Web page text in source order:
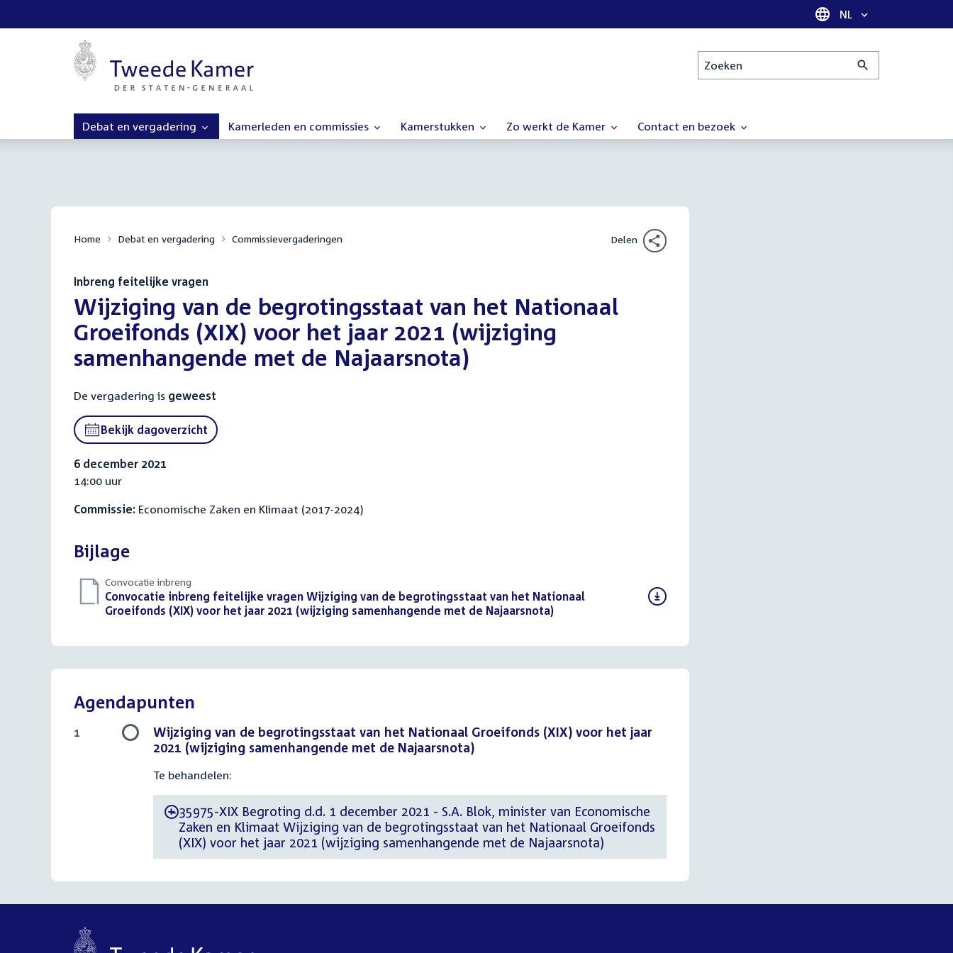
Taal selectie
NL
Zoeken
Debat en vergadering Kamerleden en commissies Kamerstukken Zo werkt de Kamer Contact en bezoek
Home Debat en vergadering Commissievergaderingen Delen
Inbreng feitelijke vragen
:Wijziging van de begrotingsstaat van het Nationaal
Groeifonds (XIX) voor het jaar 2021 (wijziging
samenhangende met de Najaarsnota)
De vergadering is geweest
Bekijk dagoverzicht
6 december 2021
14:00 uur
Commissie: Economische Zaken en Klimaat (2017-2024)
Bijlage
Convocatie inbreng
Download
bestand:
Convocatie inbreng feitelijke vragen Wijziging van de begrotingsstaat van het Nationaal
Groeifonds (XIX) voor het jaar 2021 (wijziging samenhangende met de Najaarsnota)
Agendapunten
Wijziging van de begrotingsstaat van het Nationaal Groeifonds (XIX) voor het jaar
2021 (wijziging samenhangende met de Najaarsnota)
Te behandelen:
-35975-XIX Begroting d.d. 1 december 2021 - S.A. Blok, minister van Economische
Zaken en Klimaat Wijziging van de begrotingsstaat van het Nationaal Groeifonds
(XIX) voor het jaar 2021 (wijziging samenhangende met de Najaarsnota)
1